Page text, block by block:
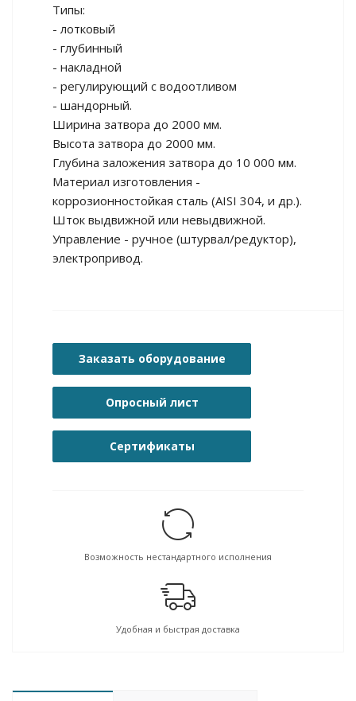
Типы:
- лотковый
- глубинный
- накладной
- регулирующий с водоотливом
- шандорный.
Ширина затвора до 2000 мм.
Высота затвора до 2000 мм.
Глубина заложения затвора до 10 000 мм.
Материал изготовления -
коррозионностойкая сталь (AISI 304, и др.).
Шток выдвижной или невыдвижной.
Управление - ручное (штурвал/редуктор),
электропривод.
Заказать оборудование
Опросный лист
Сертификаты
Возможность нестандартного исполнения
Удобная и быстрая доставка